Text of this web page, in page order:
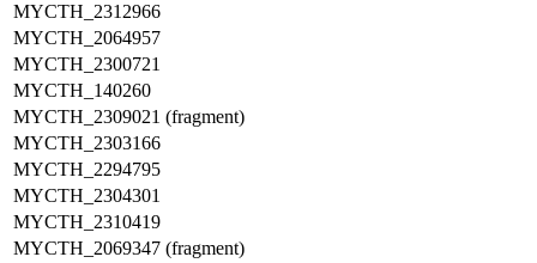
MYCTH_2312966
MYCTH_2064957
MYCTH_2300721
MYCTH_140260
MYCTH_2309021 (fragment)
MYCTH_2303166
MYCTH_2294795
MYCTH_2304301
MYCTH_2310419
MYCTH_2069347 (fragment)